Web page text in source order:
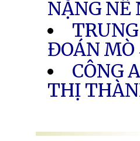
NẶNG NỀ
ĐOÁN MÒ
CÔNG
THỊ